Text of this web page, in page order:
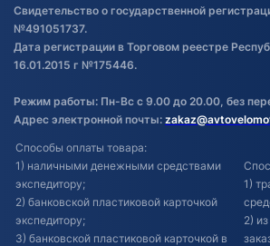
Свидетельство о государственной
№491051737.
Дата регистрации в Торговом реестре
16.01.2015 г №175446.
Режим работы: Пн-Вс с 9.00 до 20.00, без
Адрес электронной почты:
Способы оплаты товара:
1) наличными денежными средствами
экспедитору;
2) банковской пластиковой карточкой
экспедитору;
3) банковской пластиковой карточкой в
1)
2)